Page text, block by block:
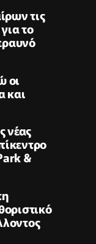
τις
το
οι
και
νέας
&